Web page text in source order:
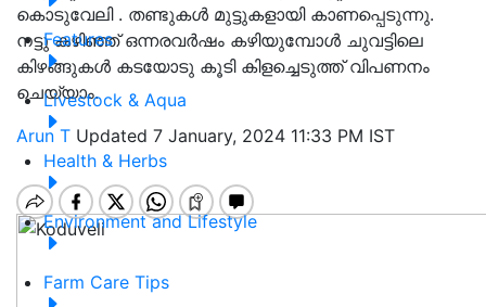
Features
Livestock & Aqua
Health & Herbs
Environment and Lifestyle
Farm Care Tips
കൊടുവേലി . തണ്ടുകൾ മുട്ടുകളായി കാണപ്പെടുന്നു.
നട്ടു കഴിഞ്ഞ് ഒന്നരവർഷം കഴിയുമ്പോൾ ചുവട്ടിലെ
കിഴങ്ങുകൾ കടയോടു കൂടി കിളച്ചെടുത്ത് വിപണനം
ചെയ്യാം.
Arun T Updated 7 January, 2024 11:33 PM IST